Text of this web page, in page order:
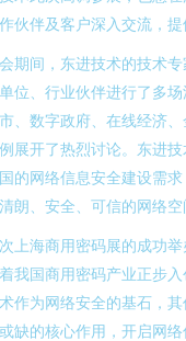
伙伴及客户深入交流，
期间，东进技术的技术
位、行业伙伴进行了多
、数字政府、在线经济
展开了热烈讨论。东进
的网络信息安全建设需
朗、安全、可信的网络空
上海商用密码展的成功
我国商用密码产业正步
作为网络安全的基石，
缺的核心作用，开启网络